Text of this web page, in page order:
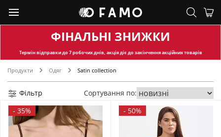
ФІНАЛЬНІ ЗНИЖКИ
Термін відправкидо 7 робочих днів, акція діє до закінчення акційних товарів
Продукти Одяг Satin collection
Фільтр
Сортування по:
- 35% - 50%